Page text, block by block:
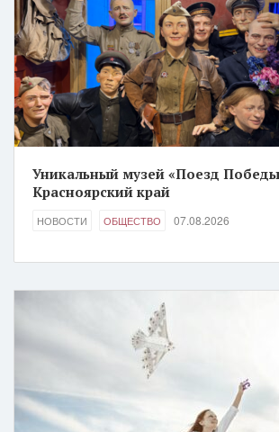
Уникальный музей «Поезд
Красноярский край
НОВОСТИ ОБЩЕСТВО 07.08.2026